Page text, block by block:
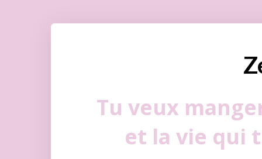
Tu veux
et la vie qui